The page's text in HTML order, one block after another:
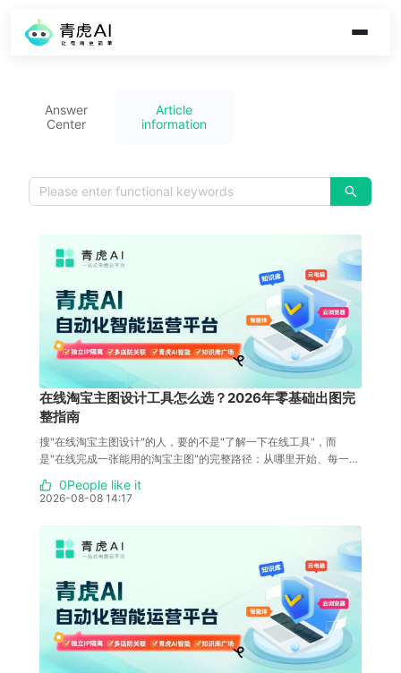
Answer
Center
Article
information
在线淘宝主图设计工具怎么选？2026年零基础出图完
整指南
搜"在线淘宝主图设计"的人，要的不是"了解一下在线工具"，而
是"在线完成一张能用的淘宝主图"的完整路径：从哪里开始、每一步
怎么做、遇到问题怎么办。这篇文章把在
0People like it
2026-08-08 14:17